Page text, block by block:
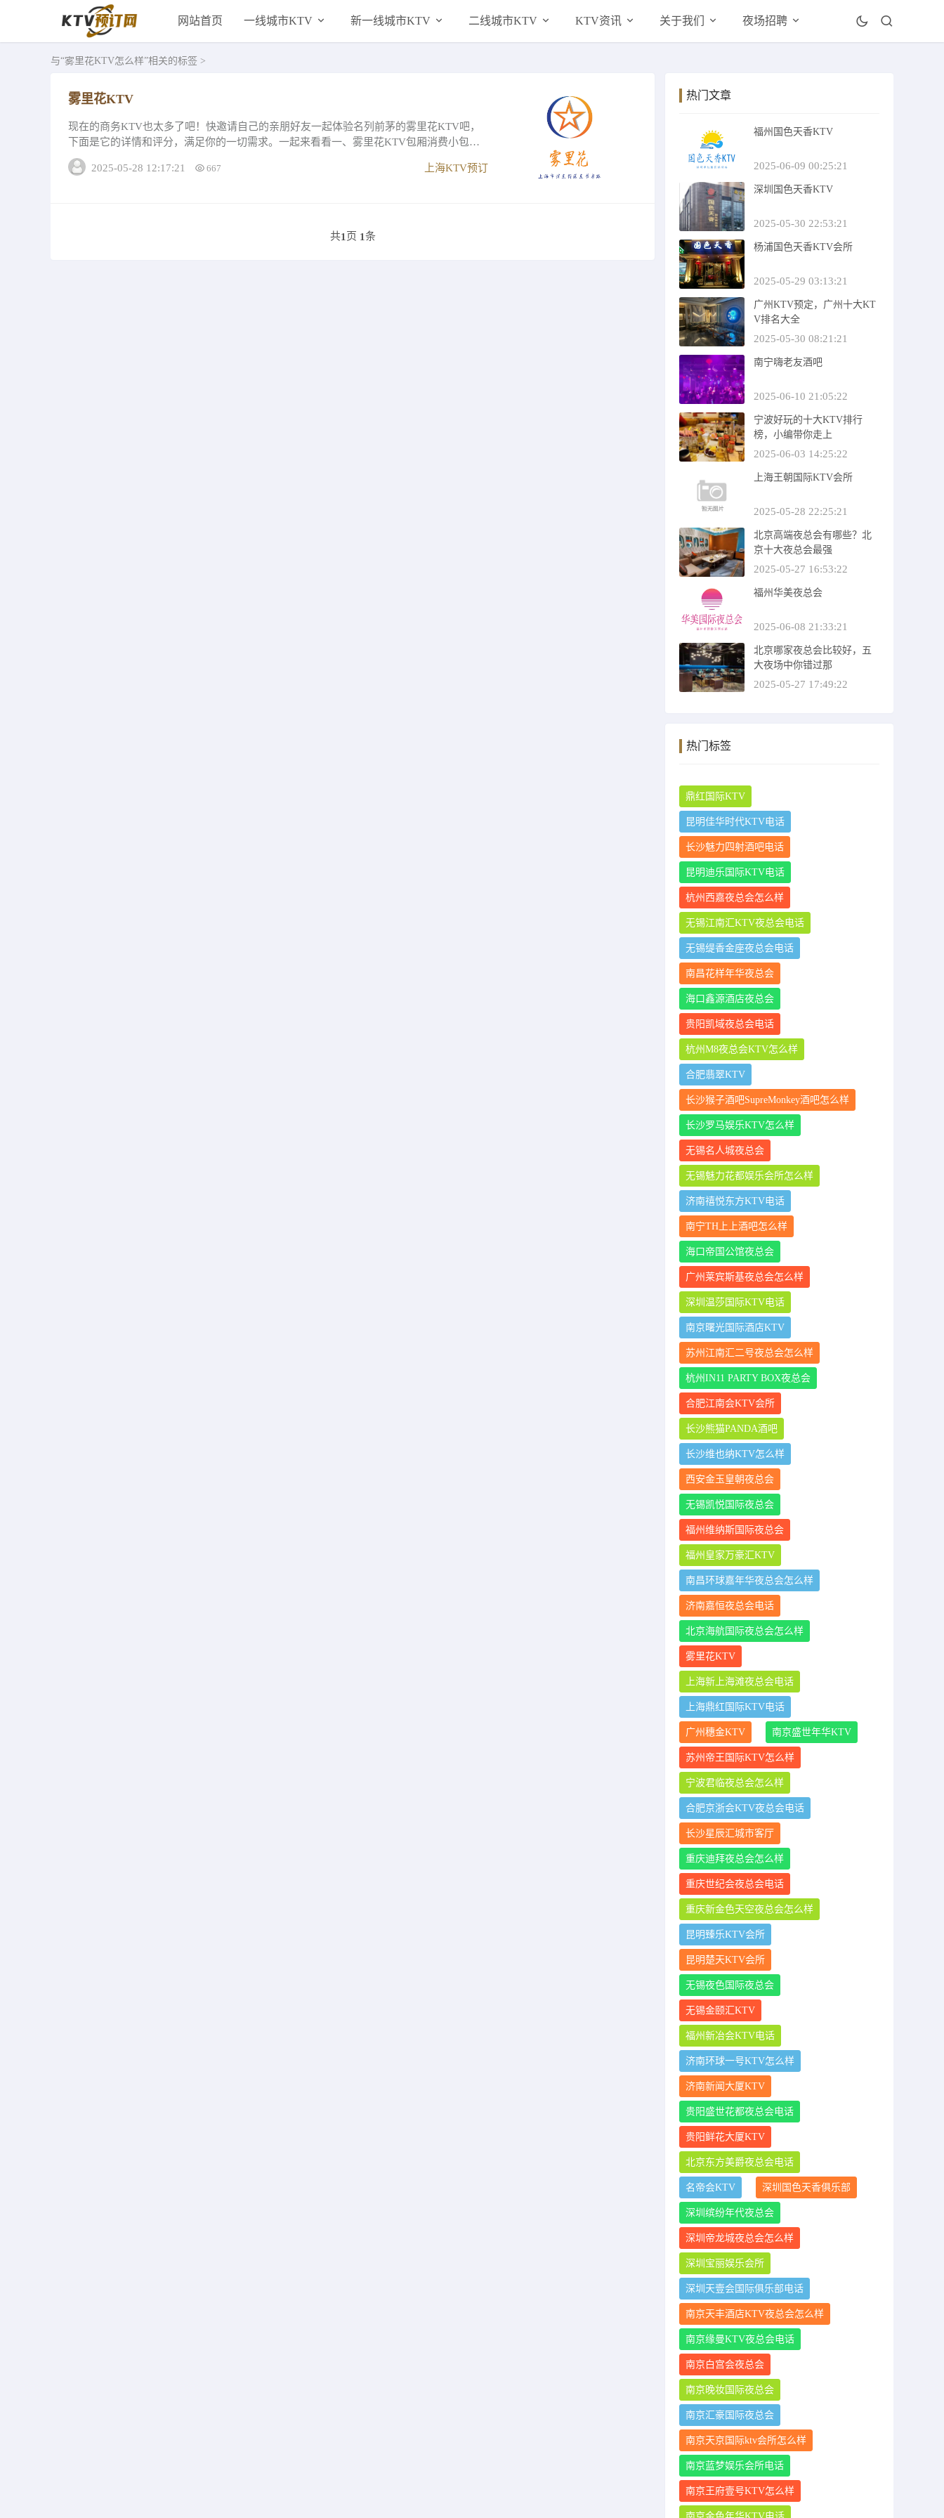
网站首页 一线城市KTV 新一线城市KTV 二线城市KTV KTV资讯 关于我们 夜场招聘
与“雾里花KTV怎么样”相关的标签 >
雾里花KTV
现在的商务KTV也太多了吧！快邀请自己的亲朋好友一起体验名列前茅的雾里花KTV吧，
下面是它的详情和评分，满足你的一切需求。一起来看看一、雾里花KTV包厢消费小包间
最低消费1168-容纳6人、中包间最低...
2025-05-28 12:17:21
667 上海KTV预订
共1 页 1条
热门文章
福州国色天香KTV
2025-06-09 00:25:21
深圳国色天香KTV
2025-05-30 22:53:21
杨浦国色天香KTV会所
2025-05-29 03:13:21
广州KTV预定，广州十大KT
V排名大全
2025-05-30 08:21:21
南宁嗨老友酒吧
2025-06-10 21:05:22
宁波好玩的十大KTV排行
榜，小编带你走上
2025-06-03 14:25:22
上海王朝国际KTV会所
2025-05-28 22:25:21
北京高端夜总会有哪些？北
京十大夜总会最强
2025-05-27 16:53:22
福州华美夜总会
2025-06-08 21:33:21
北京哪家夜总会比较好，五
大夜场中你错过那
2025-05-27 17:49:22
热门标签
鼎红国际KTV
昆明佳华时代KTV电话
长沙魅力四射酒吧电话
昆明迪乐国际KTV电话
杭州西嘉夜总会怎么样
无锡江南汇KTV夜总会电话
无锡缇香金座夜总会电话
南昌花样年华夜总会
海口鑫源酒店夜总会
贵阳凯域夜总会电话
杭州M8夜总会KTV怎么样
合肥翡翠KTV
长沙猴子酒吧SupreMonkey酒吧怎么样
长沙罗马娱乐KTV怎么样
无锡名人城夜总会
无锡魅力花都娱乐会所怎么样
济南禧悦东方KTV电话
南宁TH上上酒吧怎么样
海口帝国公馆夜总会
广州莱宾斯基夜总会怎么样
深圳温莎国际KTV电话
南京曙光国际酒店KTV
苏州江南汇二号夜总会怎么样
杭州IN11 PARTY BOX夜总会
合肥江南会KTV会所
长沙熊猫PANDA酒吧
长沙维也纳KTV怎么样
西安金玉皇朝夜总会
无锡凯悦国际夜总会
福州维纳斯国际夜总会
福州皇家万豪汇KTV
南昌环球嘉年华夜总会怎么样
济南嘉恒夜总会电话
北京海航国际夜总会怎么样
雾里花KTV
上海新上海滩夜总会电话
上海鼎红国际KTV电话
广州穗金KTV 南京盛世年华KTV
苏州帝王国际KTV怎么样
宁波君临夜总会怎么样
合肥京浙会KTV夜总会电话
长沙星辰汇城市客厅
重庆迪拜夜总会怎么样
重庆世纪会夜总会电话
重庆新金色天空夜总会怎么样
昆明臻乐KTV会所
昆明楚天KTV会所
无锡夜色国际夜总会
无锡金颐汇KTV
福州新冶会KTV电话
济南环球一号KTV怎么样
济南新闻大厦KTV
贵阳盛世花都夜总会电话
贵阳鲜花大厦KTV
北京东方美爵夜总会电话
名帝会KTV 深圳国色天香俱乐部
深圳缤纷年代夜总会
深圳帝龙城夜总会怎么样
深圳宝丽娱乐会所
深圳天壹会国际俱乐部电话
南京天丰酒店KTV夜总会怎么样
南京缘曼KTV夜总会电话
南京白宫会夜总会
南京晚妆国际夜总会
南京汇豪国际夜总会
南京天京国际ktv会所怎么样
南京蓝梦娱乐会所电话
南京王府壹号KTV怎么样